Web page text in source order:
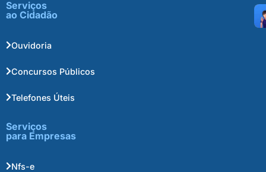
Serviços
ao Cidadão
Ouvidoria
Concursos Públicos
Telefones Úteis
Serviços
para Empresas
Nfs-e